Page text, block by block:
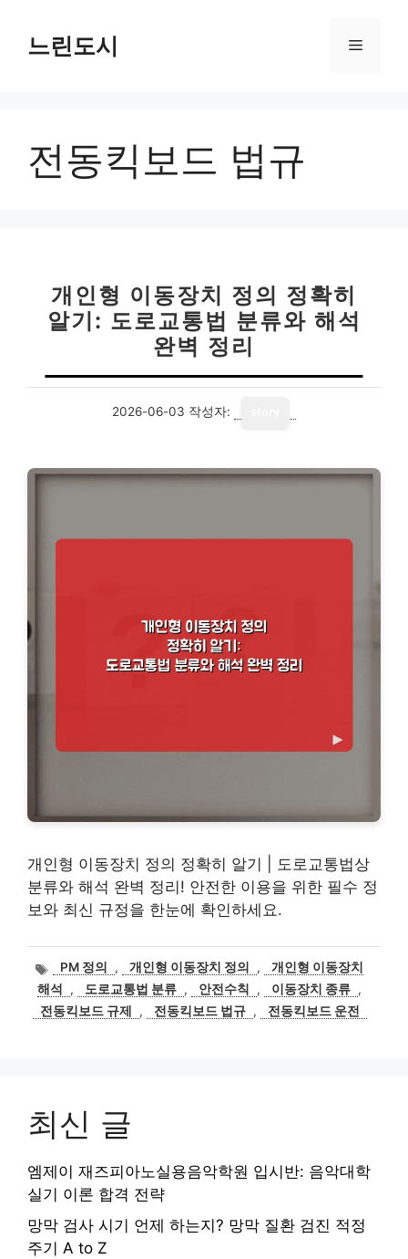
느린도시 메
전동킥보드 법규
개인형 이동장치 정의 정확히
알기: 도로교통법 분류와 해석
완벽 정리
2026-06-03 작성자:
개인형 이동장치 정의 정확히 알기 | 도로교통법상
분류와 해석 완벽 정리! 안전한 이용을 위한 필수 정
보와 최신 규정을 한눈에 확인하세요.
태
그
PM 정의 , 개인형 이동장치 정의 ,
개인형 이동장치
해석
, 도로교통법 분류 , 안전수칙 , 이동장치 종류 ,
전동킥보드 규제
, 전동킥보드 법규 , 전동킥보드 운전
최신 글
엠제이 재즈피아노실용음악학원 입시반: 음악대학
실기 이론 합격 전략
망막 검사 시기 언제 하는지? 망막 질환 검진 적정
주기 A to Z